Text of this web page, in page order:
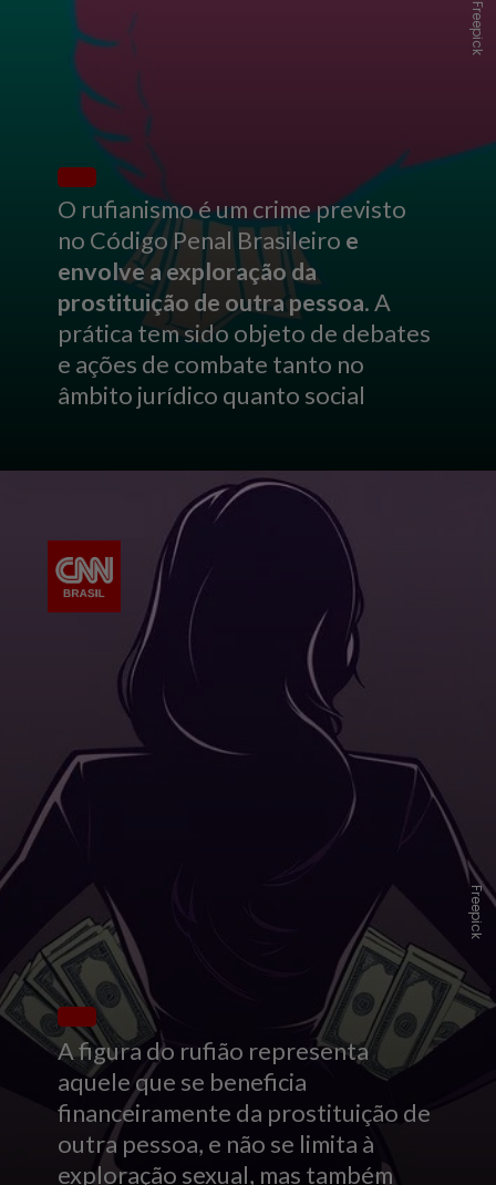
O rufianismo é um crime previsto
no Código Penal Brasileiro e
envolve a exploração da
prostituição de outra pessoa. A
prática tem sido objeto de debates
e ações de combate tanto no
âmbito jurídico quanto social
Freepick
A figura do rufião representa
aquele que se beneficia
financeiramente da prostituição de
outra pessoa, e não se limita à
exploração sexual, mas também
Freepick